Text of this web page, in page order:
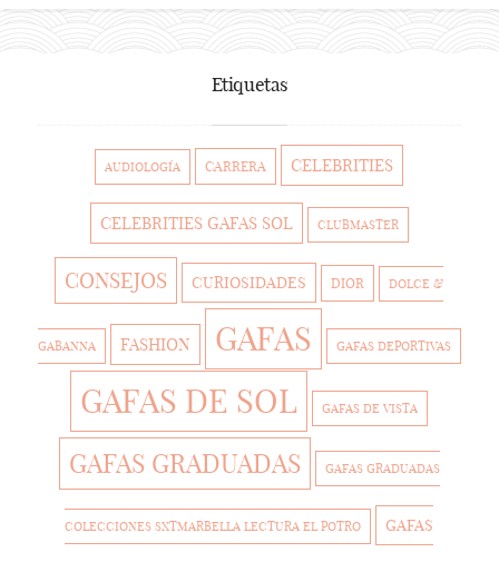
Etiquetas
AUDIOLOGÍA CARRERA CELEBRITIES
CELEBRITIES GAFAS SOL CLUBMASTER
CONSEJOS CURIOSIDADES DIOR DOLCE &
GABANNA FASHION GAFAS GAFAS DEPORTIVAS
GAFAS DE SOL GAFAS DE VISTA
GAFAS GRADUADAS GAFAS GRADUADAS
COLECCIONES SXTMARBELLA LECTURA EL POTRO GAFAS